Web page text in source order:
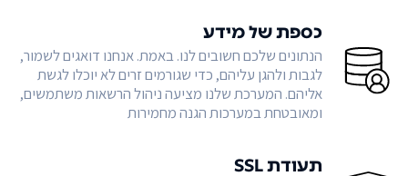
כספת של מידע
הנתונים שלכם חשובים לנו. באמת. אנחנו דואגים לשמור,
לגבות ולהגן עליהם, כדי שגורמים זרים לא יוכלו לגשת
אליהם. המערכת שלנו מציעה ניהול הרשאות משתמשים,
ומאובטחת במערכות הגנה מחמירות
תעודת SSL